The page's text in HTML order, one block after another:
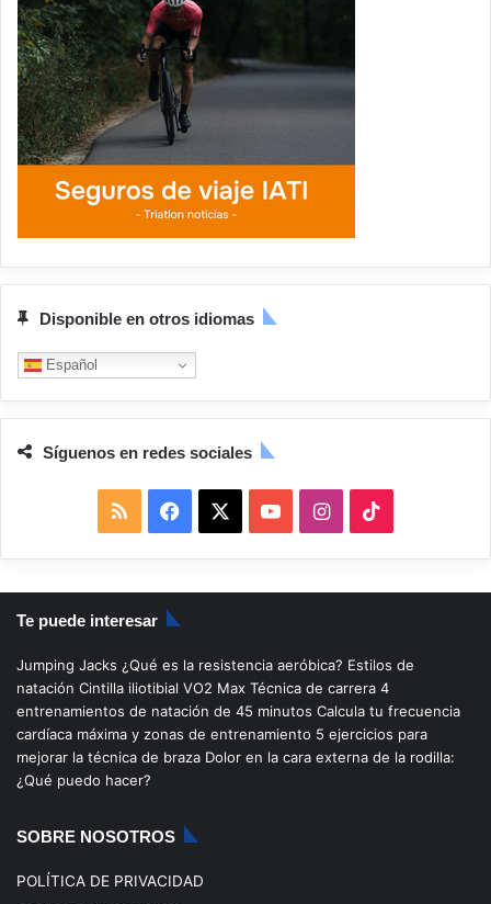
Disponible en otros idiomas
Español
Síguenos en redes sociales
S
S
a
c
b
o
o
u
u
b
I
n
s
a
g
i
k
o
k
Te puede interesar
Jumping Jacks ¿Qué es la resistencia aeróbica? Estilos de
natación Cintilla iliotibial VO2 Max Técnica de carrera 4
entrenamientos de natación de 45 minutos Calcula tu frecuencia
cardíaca máxima y zonas de entrenamiento 5 ejercicios para
mejorar la técnica de braza Dolor en la cara externa de la rodilla:
¿Qué puedo hacer?
SOBRE NOSOTROS
POLÍTICA DE PRIVACIDAD